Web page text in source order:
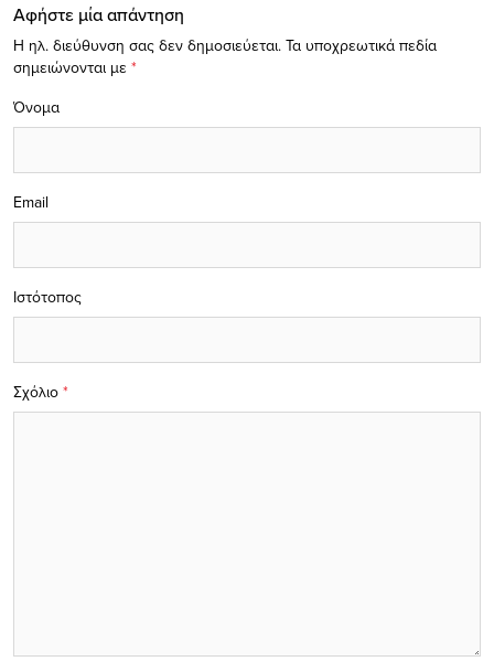
Αφήστε μία απάντηση
Η ηλ. διεύθυνση σας δεν δημοσιεύεται. Τα υποχρεωτικά πεδία
σημειώνονται με *
Σχόλιο *
Όνομα
Email
Ιστότοπος